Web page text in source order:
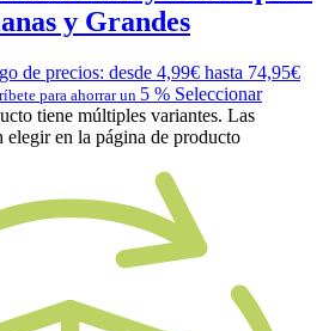
y Grandes
de precios: desde 4,99€ hasta 74,95€
para ahorrar un 5 % Seleccionar
tiene múltiples variantes. Las
elegir en la página de producto